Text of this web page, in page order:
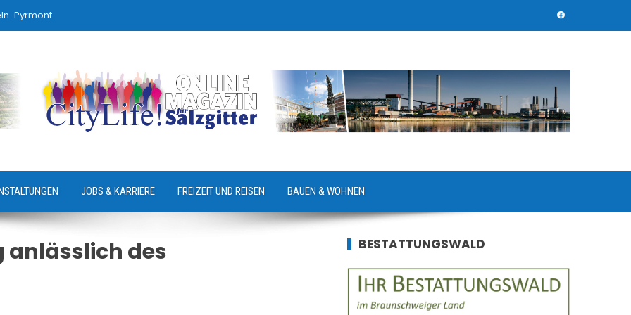
Pyrmont
JOBS & KARRIERE FREIZEIT UND REISEN BAUEN & WOHNEN
des
BESTATTUNGSWALD